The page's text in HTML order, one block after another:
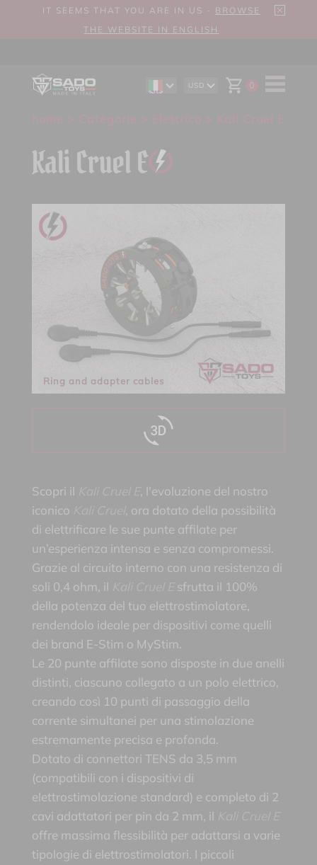
IT SEEMS THAT YOU ARE IN US - BROWSE
THE WEBSITE IN ENGLISH
USD
0
Scopri il
, l'evoluzione del nostro
iconico
, ora dotato della possibilità
di elettrificare le sue punte affilate per
un’esperienza intensa e senza compromessi.
Grazie al circuito interno con una resistenza di
soli 0,4 ohm, il
sfrutta il 100%
della potenza del tuo elettrostimolatore,
rendendolo ideale per dispositivi come quelli
dei brand E-Stim o MyStim.
Le 20 punte affilate sono disposte in due anelli
distinti, ciascuno collegato a un polo elettrico,
creando così 10 punti di passaggio della
corrente simultanei per una stimolazione
estremamente precisa e profonda.
Dotato di connettori TENS da 3,5 mm
(compatibili con i dispositivi di
elettrostimolazione standard) e completo di 2
cavi adattatori per pin da 2 mm, il
offre massima flessibilità per adattarsi a varie
tipologie di elettrostimolatori. I piccoli
Kali Cruel E
Ring and adapter cables